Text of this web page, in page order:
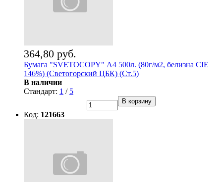
364,80 руб.
Бумага "SVETOCOPY" А4 500л. (80г/м2, белизна CIE
146%) (Светогорский ЦБК) (Ст.5)
В наличии
Стандарт: 1 / 5
В корзину
Код: 121663